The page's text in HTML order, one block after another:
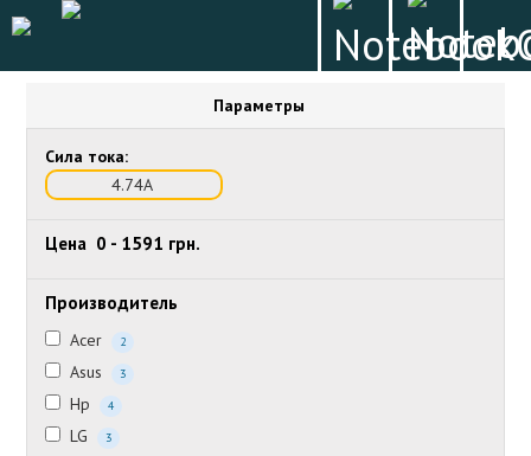
Параметры
Сила тока:
4.74А
Цена 0 - 1591 грн.
Производитель
Acer 2
Asus 3
Hp 4
LG 3